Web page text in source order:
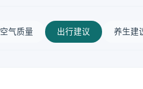
空气质量 出行建议 养生建